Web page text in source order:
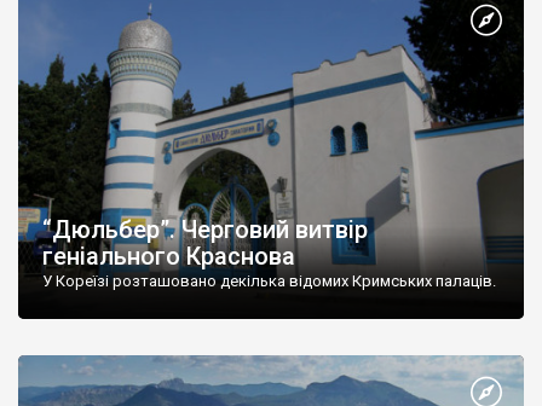
“Дюльбер”. Черговий витвір
геніального Краснова
У Кореїзі розташовано декілька відомих Кримських палаців.